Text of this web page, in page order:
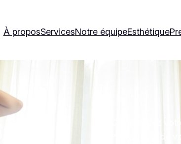
À proposServicesNotre équipeEsthétique
Commencez
Prenez soin de